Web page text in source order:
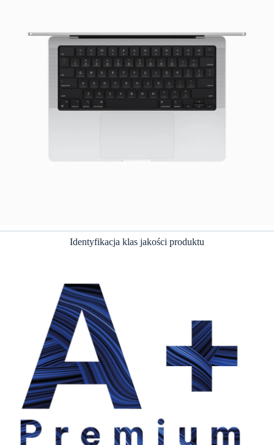
Identyfikacja klas jakości produktu